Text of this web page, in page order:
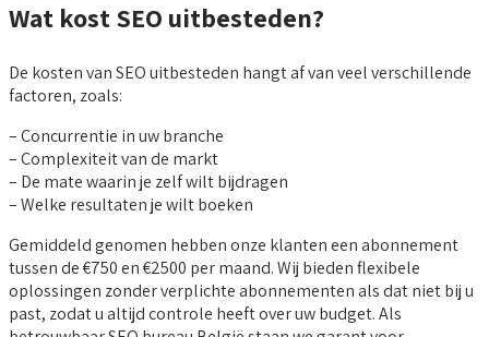
Wat kost SEO uitbesteden?
De kosten van SEO uitbesteden hangt af van veel verschillende
factoren, zoals:
– Concurrentie in uw branche
– Complexiteit van de markt
– De mate waarin je zelf wilt bijdragen
– Welke resultaten je wilt boeken
Gemiddeld genomen hebben onze klanten een abonnement
tussen de €750 en €2500 per maand. Wij bieden flexibele
oplossingen zonder verplichte abonnementen als dat niet bij u
past, zodat u altijd controle heeft over uw budget. Als